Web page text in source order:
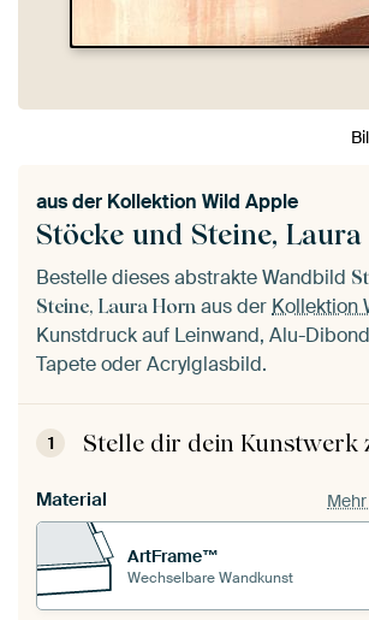
Stöcke und Steine,
aus der Kollektion Wild Apple
Bestelle dieses abstrakte Wandbild
Steine, Laura Horn aus derKollektion
Kunstdruck auf Leinwand, Alu-
Tapete oder Acrylglasbild.
1 Stelle dir dein Kunstwerk
Material
ArtFrame™
Wechselbare Wandkunst